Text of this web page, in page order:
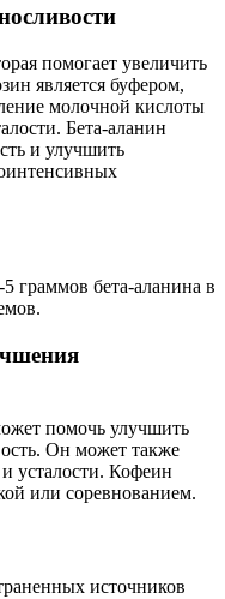
помогает увеличить
является буфером,
молочной кислоты
Бета-аланин
и улучшить
граммов бета-аланина в
помочь улучшить
Он может также
усталости. Кофеин
или соревнованием.
источников